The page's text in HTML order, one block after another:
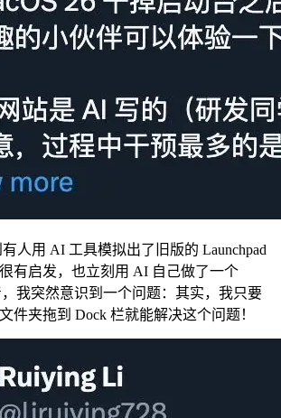
人用 AI 工具模拟出了旧版的 Launchpad
有启发，也立刻用 AI 自己做了一个
我突然意识到一个问题：其实，我只要
件夹拖到 Dock 栏就能解决这个问题！